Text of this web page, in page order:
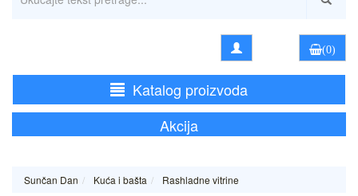
(0)
Katalog proizvoda
Akcija
Sunčan Dan Kuća i bašta Rashladne vitrine